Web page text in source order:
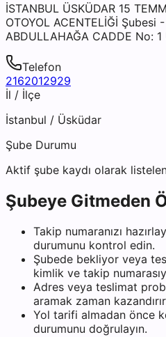
İSTANBUL ÜSKÜDAR 15
OTOYOL ACENTELİĞİ Şubesi
ABDULLAHAĞA CADDE No: 1
Telefon
2162012929
İl / İlçe
İstanbul / Üsküdar
Şube Durumu
Aktif şube kaydı olarak
Şubeye Gitmeden
Takip numaranızı
durumunu kontrol edin.
Şubede bekliyor veya
kimlik ve takip
Adres veya teslimat
aramak zaman
Yol tarifi almadan önce
durumunu doğrulayın.